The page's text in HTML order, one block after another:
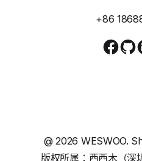
+86
@2026 WESWOO.
版权所属：西西木（深